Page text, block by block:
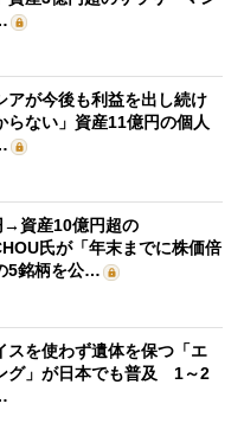
アが今後も利益を出し続け
らない」資産11億円の個人
→資産10億円超の
氏が「年末までに株価倍
5銘柄を公…
スを使わず遺体を保つ「エ
グ」が日本でも普及 1～2